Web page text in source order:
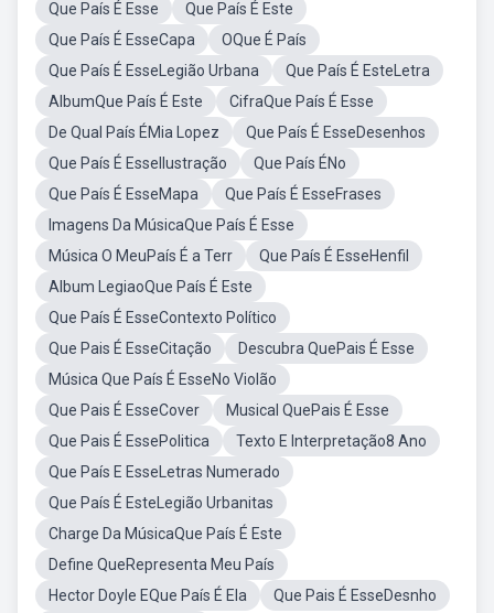
Que País É Esse
Que País É Este
Que País É EsseCapa
OQue É País
Que País É EsseLegião Urbana
Que País É EsteLetra
AlbumQue País É Este
CifraQue País É Esse
De Qual País ÉMia Lopez
Que País É EsseDesenhos
Que País É EsseIlustração
Que País ÉNo
Que País É EsseMapa
Que País É EsseFrases
Imagens Da MúsicaQue País É Esse
Música O MeuPaís É a Terr
Que País É EsseHenfil
Album LegiaoQue País É Este
Que País É EsseContexto Político
Que Pais É EsseCitação
Descubra QuePais É Esse
Música Que País É EsseNo Violão
Que Pais É EsseCover
Musical QuePais É Esse
Que Pais É EssePolitica
Texto E Interpretação8 Ano
Que País E EsseLetras Numerado
Que País É EsteLegião Urbanitas
Charge Da MúsicaQue País É Este
Define QueRepresenta Meu País
Hector Doyle EQue País É Ela
Que Pais É EsseDesnho